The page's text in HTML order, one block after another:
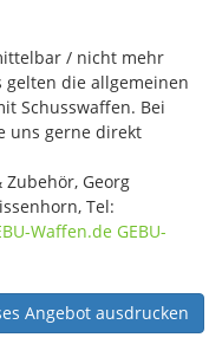
/ nicht mehr
die allgemeinen
Schusswaffen. Bei
uns gerne direkt
Zubehör, Georg
Tel:
Waffen.de GEBU-
Angebot ausdrucken